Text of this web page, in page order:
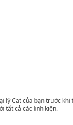
lý Cat của bạn trước
tất cả các linh kiện.